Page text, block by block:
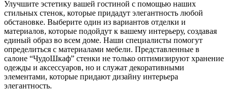
Улучшите эстетику вашей гостиной с помощью наших
стильных стенок, которые придадут элегантность любой
обстановке. Выберите один из вариантов отделки и
материалов, которые подойдут к вашему интерьеру, создавая
единый образ во всем доме. Наши специалисты помогут
определиться с материалами мебели. Представленные в
салоне “ЧудоШкаф” стенки не только оптимизируют хранение
одежды и аксессуаров, но и служат декоративными
элементами, которые придают дизайну интерьера
элегантность.